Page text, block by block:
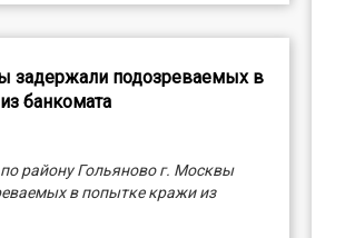
задержали подозреваемых в
банкомата
району Гольяново г. Москвы
в попытке кражи из